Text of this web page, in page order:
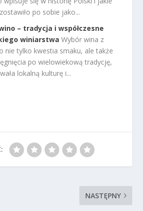
po sobie jako...
– tradycja i współczesne
winiarstwa Wybór wina z
nie tylko kwestia smaku, ale także
po wielowiekową tradycję,
lokalną kulturę i...
NASTĘPNY